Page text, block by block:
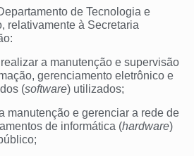
de Tecnologia e
relativamente à Secretaria
realizar a manutenção e supervisão
gerenciamento eletrônico e
(software) utilizados;
manutenção e gerenciar a rede de
de informática (hardware)